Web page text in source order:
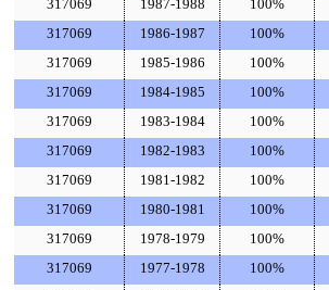
317069 1987-1988 100%
317069 1986-1987 100%
317069 1985-1986 100%
317069 1984-1985 100%
317069 1983-1984 100%
317069 1982-1983 100%
317069 1981-1982 100%
317069 1980-1981 100%
317069 1978-1979 100%
317069 1977-1978 100%